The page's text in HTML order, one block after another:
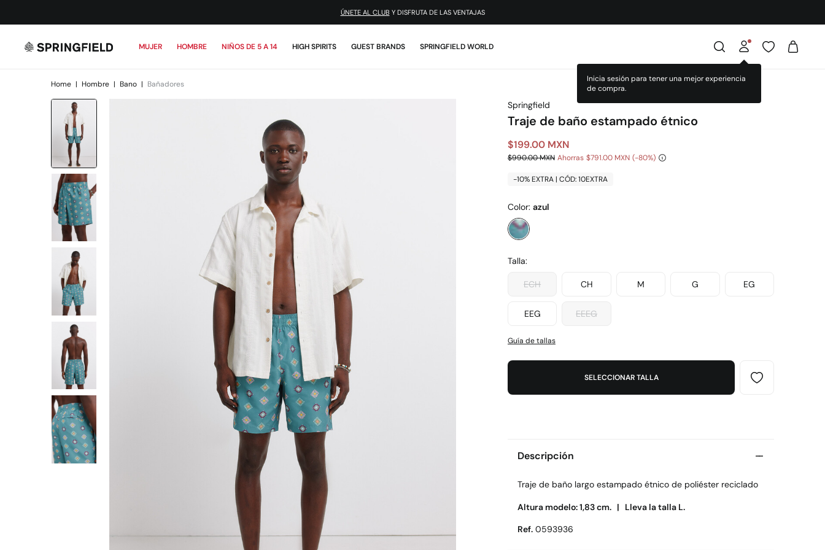
MUJER HOMBRE NIÑOS DE 5 A 14 HIGH SPIRITS GUEST BRANDS SPRINGFIELD WORLD
Home | Hombre | Bano | Bañadores
Springfield
Traje de baño estampado étnico
$199.00 MXN
$990.00 MXN Ahorras $791.00 MXN 80
-10% EXTRA | CÓD: 10EXTRA
Color: azul
Talla:
ECH CH M G EG
EEG EEEG
Guía de tallas
SELECCIONAR TALLA
Descripción
Traje de baño largo estampado étnico de poliéster reciclado
Altura modelo: 1,83 cm. | Lleva la talla L.
Ref. 0593936